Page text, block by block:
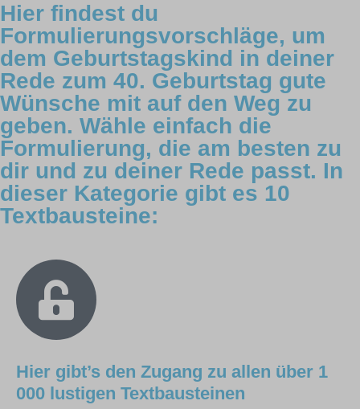
Hier findest du
Formulierungsvorschläge, um
dem Geburtstagskind in deiner
Rede zum 40. Geburtstag gute
Wünsche mit auf den Weg zu
geben. Wähle einfach die
Formulierung, die am besten zu
dir und zu deiner Rede passt. In
dieser Kategorie gibt es 10
Textbausteine:
Hier gibt’s den Zugang zu allen über 1
000 lustigen Textbausteinen